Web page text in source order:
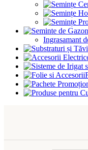
Ingrasamant